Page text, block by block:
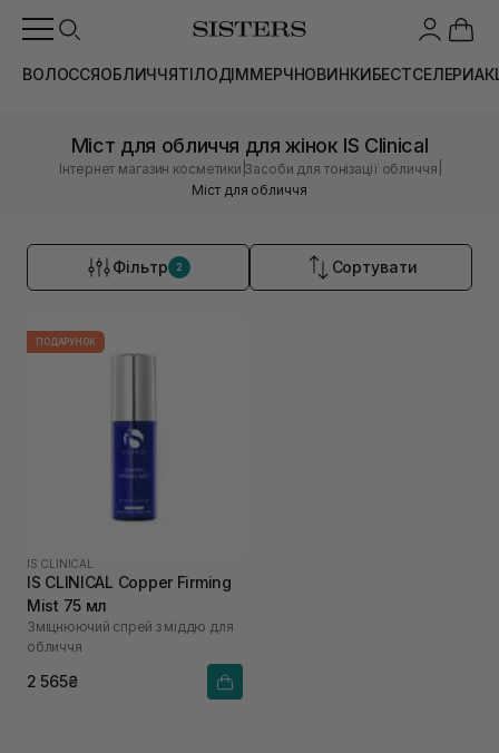
ВОЛОССЯОБЛИЧЧЯТІЛОДІММЕРЧНОВИНКИБЕСТСЕЛЕРИ
Міст для обличчя для жінок IS Clinical
Інтернет магазин косметики |Засоби для тонізації обличчя
Міст для обличчя
Фільтр 2 Сортувати
ПОДАРУНОК
IS CLINICAL
IS CLINICAL Copper Firming
Mist 75 мл
Зміцнюючий спрей з міддю для
обличчя
2 565₴